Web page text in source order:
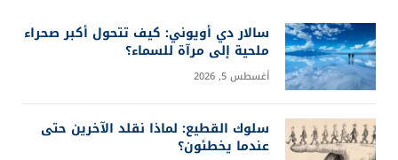
سالار دي أويوني: كيف تتحول أكبر صحراء
ملحية إلى مرآة للسماء؟
أغسطس 5, 2026
سلوك القطيع: لماذا نقلد الآخرين حتى
عندما يخطئون؟